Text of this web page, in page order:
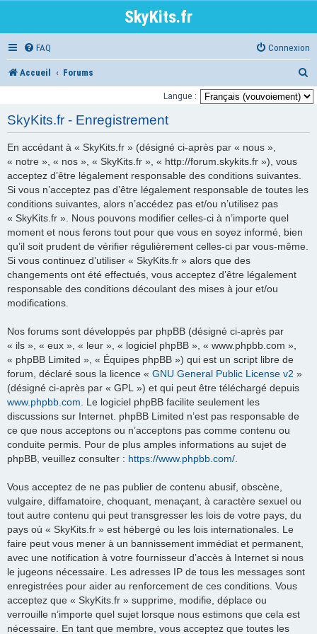
SkyKits.fr
FAQ Connexion
Accueil Forums
e
h
Langue :
SkyKits.fr - Enregistrement
En accédant à « SkyKits.fr » (désigné ci-après par « nous »,
« notre », « nos », « SkyKits.fr », « http://forum.skykits.fr »), vous
acceptez d’être légalement responsable des conditions suivantes.
Si vous n’acceptez pas d’être légalement responsable de toutes les
conditions suivantes, alors n’accédez pas et/ou n’utilisez pas
« SkyKits.fr ». Nous pouvons modifier celles-ci à n’importe quel
moment et nous ferons tout pour que vous en soyez informé, bien
qu’il soit prudent de vérifier régulièrement celles-ci par vous-même.
Si vous continuez d’utiliser « SkyKits.fr » alors que des
changements ont été effectués, vous acceptez d’être légalement
responsable des conditions découlant des mises à jour et/ou
modifications.
Nos forums sont développés par phpBB (désigné ci-après par
« ils », « eux », « leur », « logiciel phpBB », « www.phpbb.com »,
« phpBB Limited », « Équipes phpBB ») qui est un script libre de
forum, déclaré sous la licence « GNU General Public License v2 »
(désigné ci-après par « GPL ») et qui peut être téléchargé depuis
www.phpbb.com . Le logiciel phpBB facilite seulement les
discussions sur Internet. phpBB Limited n’est pas responsable de
ce que nous acceptons ou n’acceptons pas comme contenu ou
conduite permis. Pour de plus amples informations au sujet de
phpBB, veuillez consulter : https://www.phpbb.com/
Vous acceptez de ne pas publier de contenu abusif, obscène,
vulgaire, diffamatoire, choquant, menaçant, à caractère sexuel ou
tout autre contenu qui peut transgresser les lois de votre pays, du
pays où « SkyKits.fr » est hébergé ou les lois internationales. Le
faire peut vous mener à un bannissement immédiat et permanent,
avec une notification à votre fournisseur d’accès à Internet si nous
le jugeons nécessaire. Les adresses IP de tous les messages sont
enregistrées pour aider au renforcement de ces conditions. Vous
acceptez que « SkyKits.fr » supprime, modifie, déplace ou
verrouille n’importe quel sujet lorsque nous estimons que cela est
nécessaire. En tant que membre, vous acceptez que toutes les